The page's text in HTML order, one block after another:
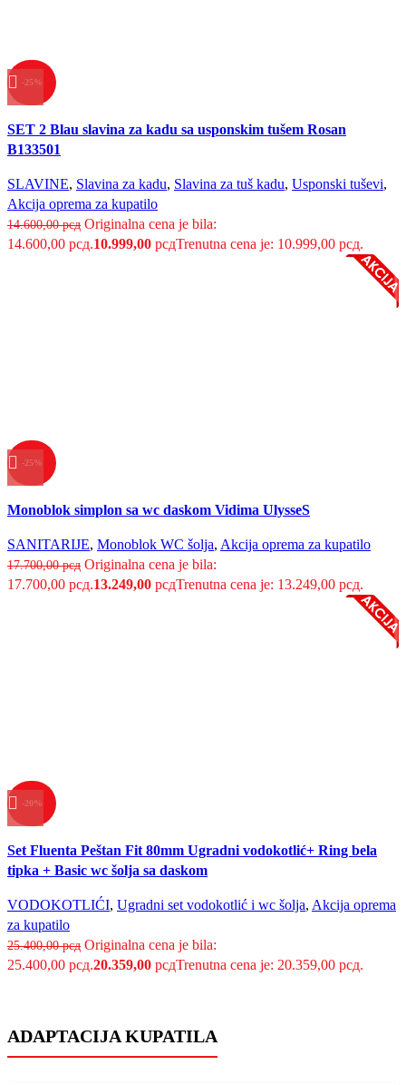
-25%
Brzi pregled
Dodaj u listu želja
SET 2 Blau slavina za kadu sa usponskim tušem Rosan
B133501
SLAVINE, Slavina za kadu, Slavina za tuš kadu, Usponski tuševi,
Akcija oprema za kupatilo
14.600,00рсд Originalna cena je bila:
14.600,00 рсд.10.999,00 рсдTrenutna cena je: 10.999,00 рсд.
-25%
Brzi pregled
Monoblok simplon sa wc daskom Vidima UlysseS
SANITARIJE, Monoblok WC šolja, Akcija oprema za kupatilo
17.700,00рсд Originalna cena je bila:
17.700,00 рсд.13.249,00 рсдTrenutna cena je: 13.249,00 рсд.
-20%
Brzi pregled
Dodaj u listu želja
Set Fluenta Peštan Fit 80mm Ugradni vodokotlić+ Ring bela
tipka + Basic wc šolja sa daskom
VODOKOTLIĆI, Ugradni set vodokotlić i wc šolja, Akcija oprema
za kupatilo
25.400,00рсд Originalna cena je bila:
25.400,00 рсд.20.359,00 рсдTrenutna cena je: 20.359,00 рсд.
ADAPTACIJA KUPATILA